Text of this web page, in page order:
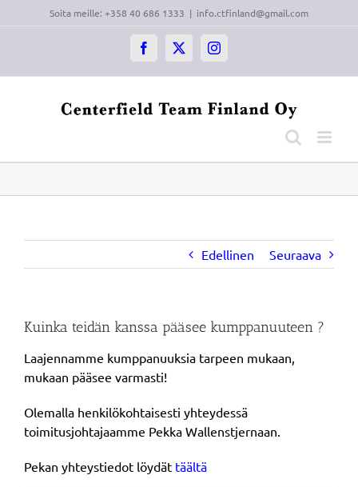
Soita meille: +358 40 686 1333 | info.ctfinland@gmail.com
Facebook
X Instagram
Edellinen Seuraava
Kuinka teidän kanssa pääsee kumppanuuteen ?
Laajennamme kumppanuuksia tarpeen mukaan,
mukaan pääsee varmasti!
Olemalla henkilökohtaisesti yhteydessä
toimitusjohtajaamme Pekka Wallenstjernaan.
Pekan yhteystiedot löydät täältä